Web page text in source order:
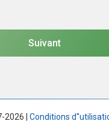
2026 | Conditions